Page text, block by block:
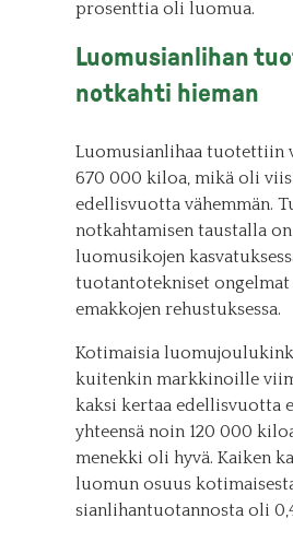
prosenttia oli luomua.
Luomusianlihan
notkahti hieman
Luomusianlihaa tuotettiin
670 000 kiloa, mikä oli
edellisvuotta vähemmän.
notkahtamisen taustalla
luomusikojen
tuotantotekniset
emakkojen rehustuksessa.
Kotimaisia
kuitenkin markkinoille
kaksi kertaa edellisvuotta
yhteensä noin 120 000
menekki oli hyvä. Kaiken
luomun osuus
sianlihantuotannosta oli